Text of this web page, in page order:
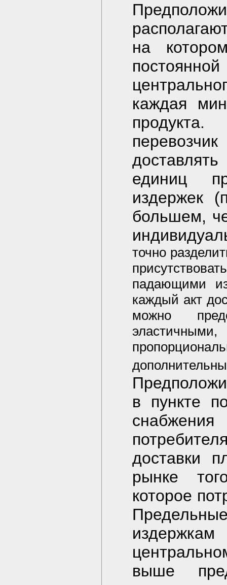
на
каждая
единиц
издержек
большем,
точно
падающими
каждый акт
можно
в пункте
доставки
рынке
которое
выше